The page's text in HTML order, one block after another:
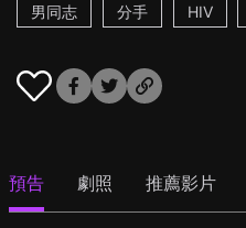
男同志
分手 HIV
預告 劇照 推薦影片